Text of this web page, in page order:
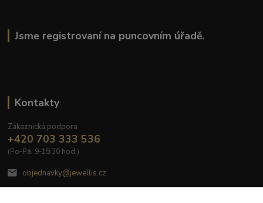
Jsme registrovaní na puncovním úřadě.
Kontakty
Zákaznická podpora
+420 703 333 536
(Po-Pá, 9-15:30 hod.)
objednavky@jewellis.cz